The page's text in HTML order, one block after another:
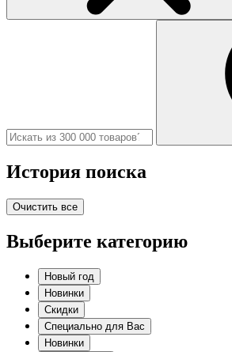
История поиска
Очистить все
Выберите категорию
Новый год
Новинки
Скидки
Специально для Вас
Новинки